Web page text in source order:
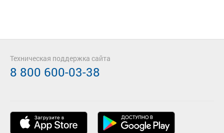
Техническая поддержка сайта
8 800 600-03-38